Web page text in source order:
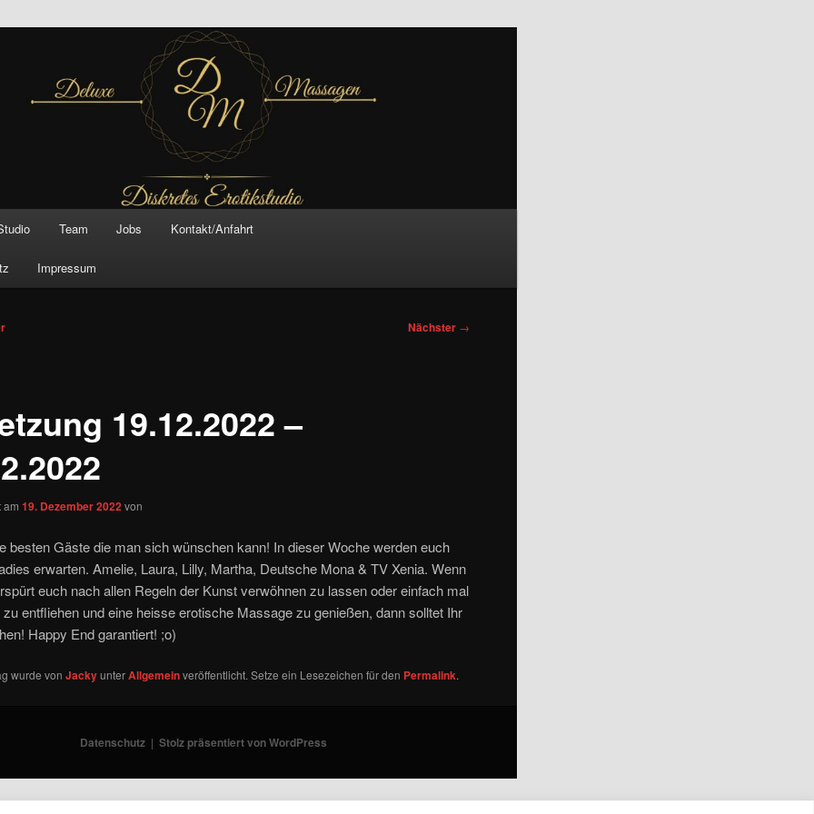
Massagen And
Team Jobs Kontakt/Anfahrt
Impressum
Nächster →
19.12.2022 –
am19. Dezember 2022 von
besten Gäste die man sich wünschen kann! In dieser Woche werden euch
erwarten. Amelie, Laura, Lilly, Martha, Deutsche Mona & TV Xenia. Wenn
euch nach allen Regeln der Kunst verwöhnen zu lassen oder einfach mal
entfliehen und eine heisse erotische Massage zu genießen, dann solltet Ihr
Happy End garantiert! ;o)
wurde vonJackyunterAllgemeinveröffentlicht. Setze ein Lesezeichen für den Permalink.
Datenschutz Stolz präsentiert von WordPress